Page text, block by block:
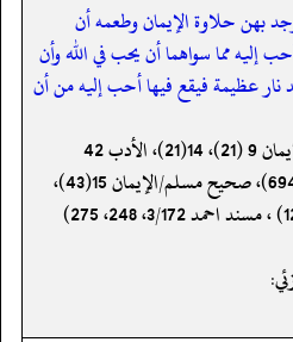
بهن حلاوة الإيمان وطعمه أن
إليه مما سواهما أن يحب في الله وأن
نار عظيمة فيقع فيها أحب إليه من أن
«صحیح البخاری/الإیمان 9 (21)، 14(21)، الأدب 42
(6041) الإکراہ 1 (6941)، صحیح مسلم/الإیمان 15(43)،
(تحفة الأشراف: 1255) ، مسند احمد 3/172، 248، 275)